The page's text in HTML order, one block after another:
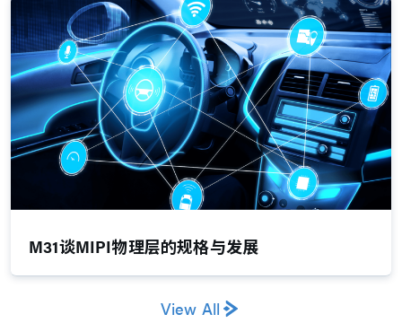
M31谈MIPI物理层的规格与发展
View All